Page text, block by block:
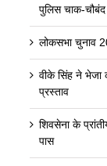
पुलिस चाक-चौबंद
लोकसभा चुनाव
वीके सिंह ने भेजा
प्रस्ताव
शिवसेना के
पास